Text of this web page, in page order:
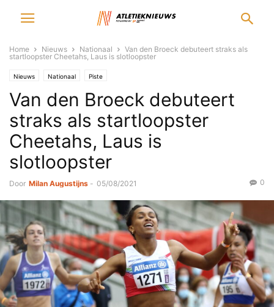
Home Nieuws Nationaal
Van den Broeck debuteert straks als
startloopster Cheetahs, Laus is slotloopster
Nieuws Nationaal Piste
Van den Broeck debuteert
straks als startloopster
Cheetahs, Laus is
slotloopster
Door Milan Augustijns - 05/08/2021 0